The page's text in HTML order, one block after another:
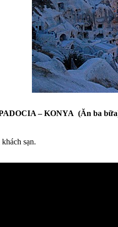
– KONYA (Ăn ba
sạn.